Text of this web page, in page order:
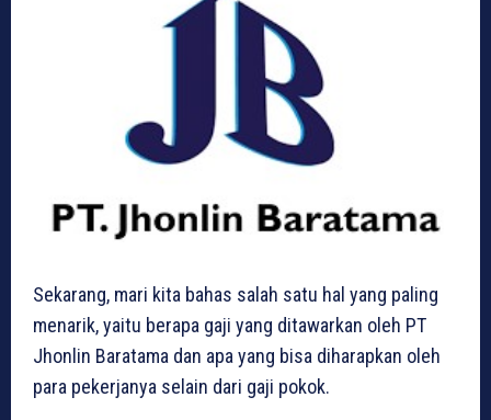
Sekarang, mari kita bahas salah satu hal yang paling
menarik, yaitu berapa gaji yang ditawarkan oleh PT
Jhonlin Baratama dan apa yang bisa diharapkan oleh
para pekerjanya selain dari gaji pokok.